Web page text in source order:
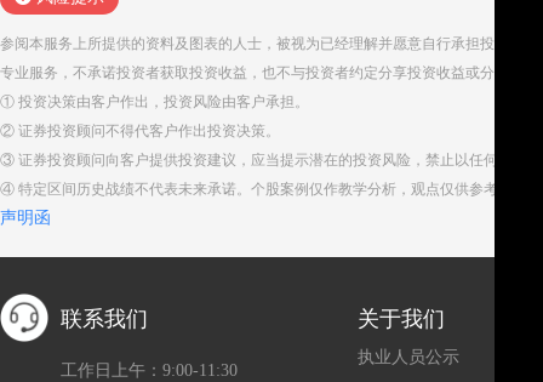
参阅本服务上所提供的资料及图表的人士，被视为已经理解并愿意自行承担投资服
专业服务，不承诺投资者获取投资收益，也不与投资者约定分享投资收益或分担投
① 投资决策由客户作出，投资风险由客户承担。
② 证券投资顾问不得代客户作出投资决策。
③ 证券投资顾问向客户提供投资建议，应当提示潜在的投资风险，禁止以任何方式
④ 特定区间历史战绩不代表未来承诺。个股案例仅作教学分析，观点仅供参考。股
声明函
联系我们
工作日上午：9:00-11:30
关于我们
执业人员公示